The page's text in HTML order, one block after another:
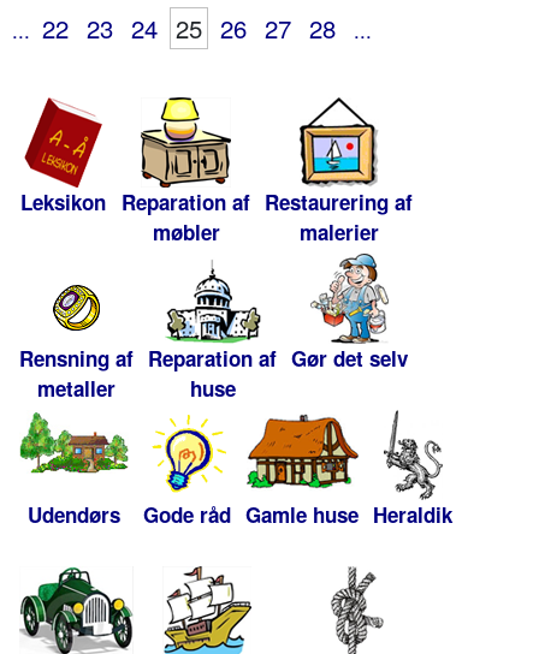
... 22 23 24 25 26 27 28 ...
Leksikon Reparation af
møbler
Restaurering af
malerier
Rensning af
metaller
Reparation af
huse
Gør det selv
Udendørs Gode råd Gamle huse Heraldik